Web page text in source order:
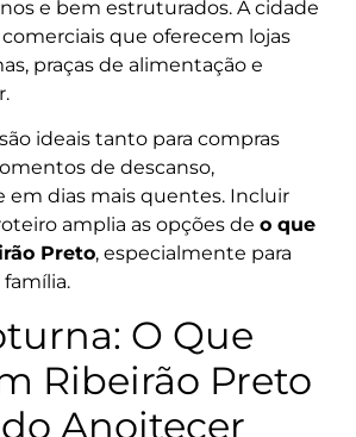
e bem estruturados. A cidade
que oferecem lojas
praças de alimentação e
ideais tanto para compras
de descanso,
em dias mais quentes. Incluir
amplia as opções de o que
Preto, especialmente para
O Que
Ribeirão Preto
Anoitecer